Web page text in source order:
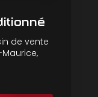
de vente